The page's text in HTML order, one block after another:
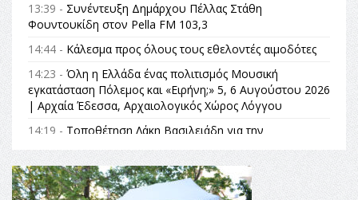
13:39 - Συνέντευξη Δημάρχου Πέλλας Στάθη
Φουντουκίδη στον Pella FM 103,3
14:44 - Κάλεσμα προς όλους τους εθελοντές αιμοδότες
14:23 - Όλη η Ελλάδα ένας πολιτισμός Μουσική
εγκατάσταση Πόλεμος και «Ειρήνη;» 5, 6 Αυγούστου 2026
| Αρχαία Έδεσσα, Αρχαιολογικός Χώρος Λόγγου
14:19 - Τοποθέτηση Λάκη Βασιλειάδη για την
Αναθεώρηση του Συντάγματος: «Σε τέτοιες κορυφαίες
θεσμικές διαδικασίες υπάρχει μόνο η ευθύνη απέναντι
στις επόμενες γενιές»